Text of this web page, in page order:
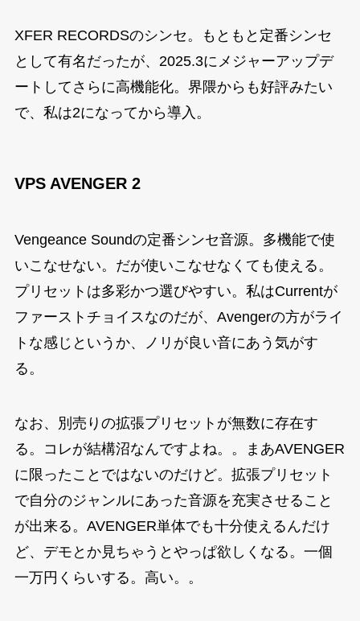
XFER RECORDSのシンセ。もともと定番シンセ
として有名だったが、2025.3にメジャーアップデ
ートしてさらに高機能化。界隈からも好評みたい
で、私は2になってから導入。
VPS AVENGER 2
Vengeance Soundの定番シンセ音源。多機能で使
いこなせない。だが使いこなせなくても使える。
プリセットは多彩かつ選びやすい。私はCurrentが
ファーストチョイスなのだが、Avengerの方がライ
トな感じというか、ノリが良い音にあう気がす
る。
なお、別売りの拡張プリセットが無数に存在す
る。コレが結構沼なんですよね。。まあAVENGER
に限ったことではないのだけど。拡張プリセット
で自分のジャンルにあった音源を充実させること
が出来る。AVENGER単体でも十分使えるんだけ
ど、デモとか見ちゃうとやっぱ欲しくなる。一個
一万円くらいする。高い。。